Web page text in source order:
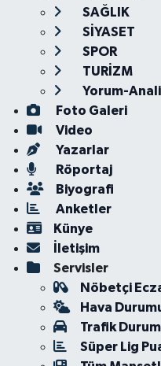
SAĞLIK
SİYASET
SPOR
TURİZM
Yorum-
Foto Galeri
Video
Yazarlar
Röportaj
Biyografi
Anketler
Künye
İletişim
Servisler
Nöbetçi
Hava
Trafik
Süper Lig